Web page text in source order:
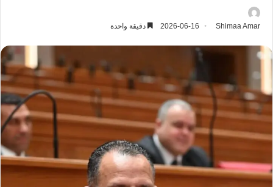
Shimaa Amar
2026-06-16 دقيقة واحدة